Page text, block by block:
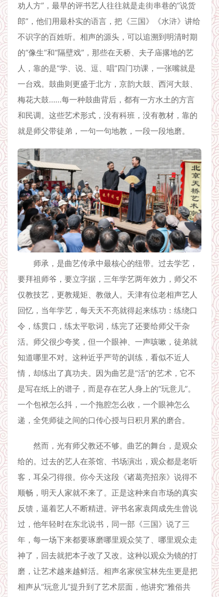
劝人方”，最早的评书艺人往往就是走街串巷的“说货
郎”，他们用最朴实的语言，把《三国》《水浒》讲给
不识字的百姓听。相声的源头，可以追溯到明清时期
的“像生”和“隔壁戏”，那些在天桥、夫子庙撂地的艺
人，靠的是“学、说、逗、唱”四门功课，一张嘴就是
一台戏。鼓曲则更盛于北方，京韵大鼓、西河大鼓、
梅花大鼓……每一种鼓曲背后，都有一方水土的方言
和民调。这些艺术形式，没有科班，没有教材，靠的
就是师父带徒弟，一句一句地教，一段一段地磨。
师承，是曲艺传承中最核心的纽带。过去学艺，
要拜祖师爷，要立字据，三年学艺两年效力，师父不
仅教技艺，更教规矩、教做人。天津有位老相声艺人
回忆，当年学艺，每天天不亮就得起来练功：练绕口
令，练贯口，练太平歌词，练完了还要给师父干杂
活。师父很少夸奖，但一个眼神、一声咳嗽，徒弟就
知道哪里不对。这种近乎严苛的训练，看似不近人
情，却练出了真功夫。因为曲艺是“活”的艺术，它不
是写在纸上的谱子，而是存在艺人身上的“玩意儿”。
一个包袱怎么抖，一个拖腔怎么收，一个眼神怎么
递，全凭师徒之间的口传心授与日积月累的磨合。
然而，光有师父教还不够。曲艺的舞台，是观众
给的。过去的艺人在茶馆、书场演出，观众都是老听
客，耳朵刁得很。你今天这段《诸葛亮招亲》说得不
顺畅，明天人家就不来了。正是这种来自市场的真实
反馈，逼着艺人不断精进。评书名家袁阔成先生曾说
过，他年轻时在东北说书，同一部《三国》说了三
年，每一场下来都要琢磨哪里观众笑了、哪里观众走
神了，回去就把本子改了又改。这种以观众为镜的打
磨，让艺术越来越鲜活。相声名家侯宝林先生更是把
相声从“玩意儿”提升到了艺术层面，他讲究“雅俗共